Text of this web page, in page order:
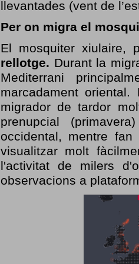
llevantades (vent de
Per on migra el
El mosquiter xiulaire,
rellotge. Durant la
Mediterrani
marcadament
migrador de tardor
prenupcial
occidental, mentre
visualitzar molt
l'activitat de milers
observacions a